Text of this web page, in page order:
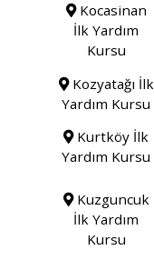
Kocasinan
İlk Yardım
Kursu
Kozyatağı İlk
Yardım Kursu
Kurtköy İlk
Yardım Kursu
Kuzguncuk
İlk Yardım
Kursu